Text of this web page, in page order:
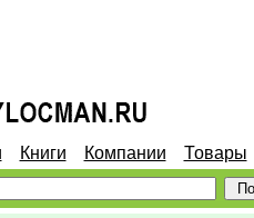
Книги Компании Товары